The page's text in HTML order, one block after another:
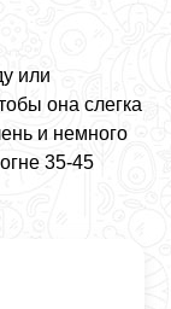
или
она слегка
и немного
35-45